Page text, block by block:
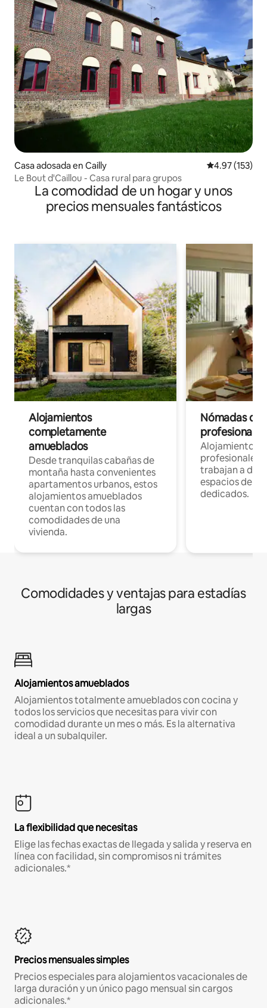
Casa adosada en Cailly Calificación
4.97 (153)
Le Bout d'Caillou - Casa rural para grupos
La comodidad de un hogar y unos
precios mensuales fantásticos
Alojamientos
completamente
amueblados
Desde tranquilas cabañas de
montaña hasta convenientes
apartamentos urbanos, estos
alojamientos amueblados
cuentan con todos las
comodidades de una
vivienda.
Nómadas
Alojamientos
profesionales
trabajan a
espacios de
dedicados.
Comodidades y ventajas para estadías
largas
Alojamientos amueblados
Alojamientos totalmente amueblados con cocina y
todos los servicios que necesitas para vivir con
comodidad durante un mes o más. Es la alternativa
ideal a un subalquiler.
La flexibilidad que necesitas
Elige las fechas exactas de llegada y salida y reserva en
línea con facilidad, sin compromisos ni trámites
adicionales.*
Precios mensuales simples
Precios especiales para alojamientos vacacionales de
larga duración y un único pago mensual sin cargos
adicionales.*